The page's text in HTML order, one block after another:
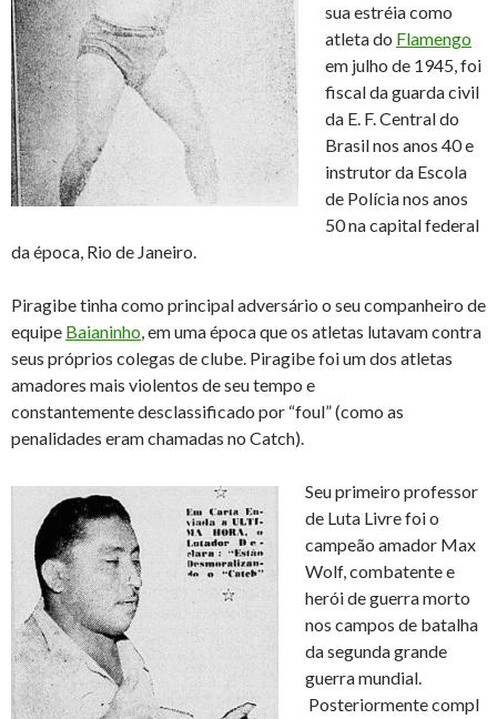
sua estréia como
atleta do Flamengo
em julho de 1945, foi
fiscal da guarda civil
da E. F. Central do
Brasil nos anos 40 e
instrutor da Escola
de Polícia nos anos
50 na capital federal
da época, Rio de Janeiro.
Piragibe tinha como principal adversário o seu companheiro de
equipe Baianinho, em uma época que os atletas lutavam contra
seus próprios colegas de clube. Piragibe foi um dos atletas
amadores mais violentos de seu tempo e
constantemente desclassificado por “foul” (como as
penalidades eram chamadas no Catch).
Seu primeiro professor
de Luta Livre foi o
campeão amador Max
Wolf, combatente e
herói de guerra morto
nos campos de batalha
da segunda grande
guerra mundial.
Posteriormente compl